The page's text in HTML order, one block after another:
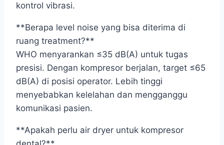
kontrol vibrasi.
**Berapa level noise yang bisa diterima di
ruang treatment?**
WHO menyarankan ≤35 dB(A) untuk tugas
presisi. Dengan kompresor berjalan, target ≤65
dB(A) di posisi operator. Lebih tinggi
menyebabkan kelelahan dan mengganggu
komunikasi pasien.
**Apakah perlu air dryer untuk kompresor